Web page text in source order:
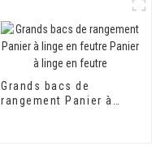
Grands bacs de
rangement Panier à